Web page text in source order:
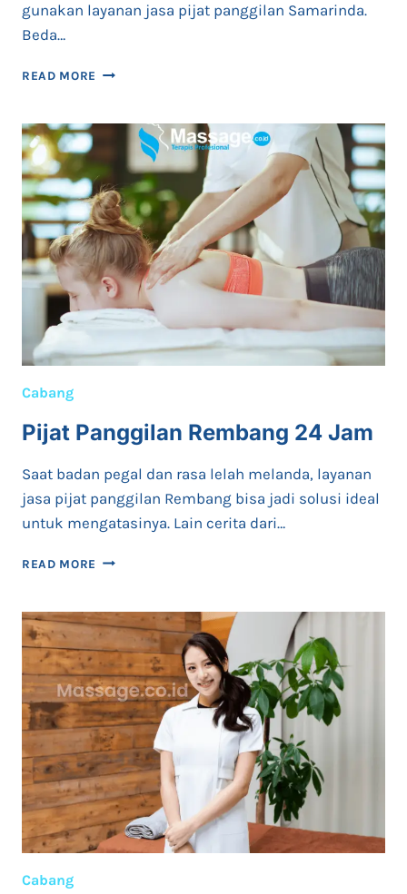
gunakan layanan jasa pijat panggilan Samarinda.
Beda…
READ MORE PIJAT
TERAPIS
WANITA
Cabang
Pijat Panggilan Rembang 24 Jam
Saat badan pegal dan rasa lelah melanda, layanan
jasa pijat panggilan Rembang bisa jadi solusi ideal
untuk mengatasinya. Lain cerita dari…
READ MORE PIJAT
24
JAM
Cabang